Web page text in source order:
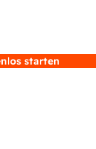
starten